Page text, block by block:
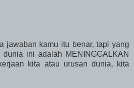
jawaban kamu itu benar, tapi yang
ini adalah MENINGGALKAN
kita atau urusan dunia, kita